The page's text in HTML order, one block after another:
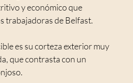
y económico que
trabajadoras de Belfast.
es su corteza exterior muy
que contrasta con un